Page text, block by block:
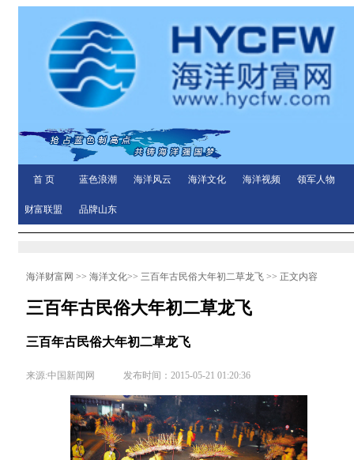
首 页 蓝色浪潮 海洋风云 海洋文化 海洋视频 领军人物
财富联盟 品牌山东
海洋财富网 >> 海洋文化>> 三百年古民俗大年初二草龙飞 >> 正文内容
三百年古民俗大年初二草龙飞
三百年古民俗大年初二草龙飞
来源:中国新闻网 发布时间：2015-05-21 01:20:36